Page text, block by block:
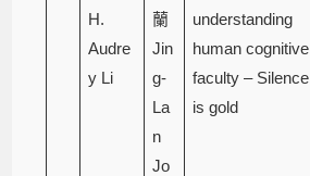
H.
Audre
y Li
蘭
Jin
g-
La
n
Jo
understanding
human cognitive
faculty – Silence
is gold